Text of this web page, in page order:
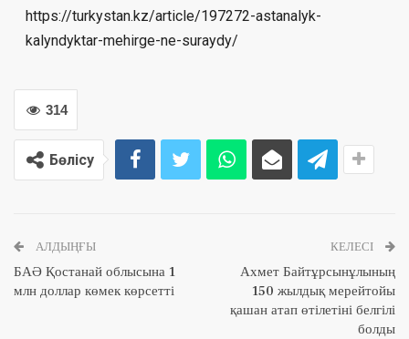
https://turkystan.kz/article/197272-astanalyk-
kalyndyktar-mehirge-ne-suraydy/
314
Бөлісу
АЛДЫҢҒЫ
БАӘ Қостанай облысына 1
млн доллар көмек көрсетті
КЕЛЕСІ
Ахмет Байтұрсынұлының
150 жылдық мерейтойы
қашан атап өтілетіні белгілі
болды